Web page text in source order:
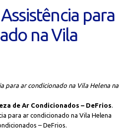
para
na Vila
para ar condicionado na Vila Helena na
de Ar Condicionados – DeFrios.
para ar condicionado na Vila Helena
– DeFrios.